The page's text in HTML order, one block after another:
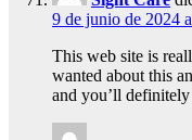
9 de junio de 2024
This web site is
wanted about this
and you’ll